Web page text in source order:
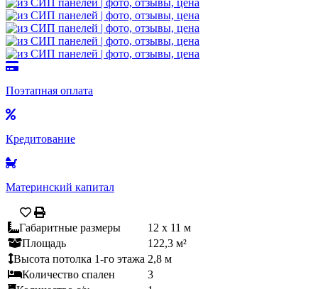
Поэтапная оплата
Кредитование
Материнский капитал
Габаритные размеры
12 x 11 м
Площадь
122,3 м²
Высота потолка 1-го этажа 2,8 м
Количество спален
3